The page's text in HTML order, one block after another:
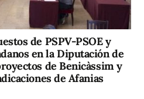
de PSPV-PSOE y
en la Diputación de
de Benicàssim y
de Afanias